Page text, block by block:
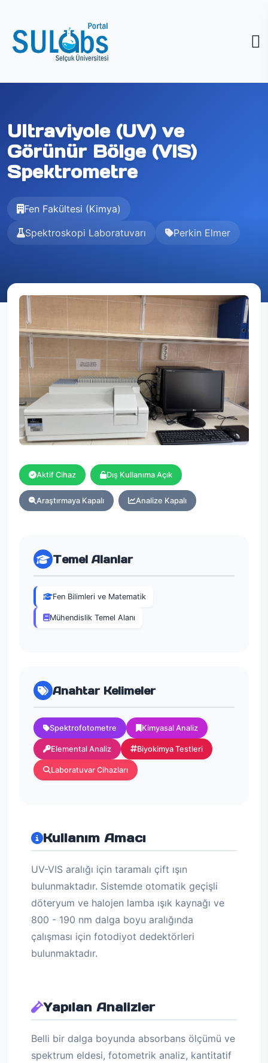
Ultraviyole (UV) ve
Görünür Bölge (VIS)
Spektrometre
Fen Fakültesi (Kimya)
Spektroskopi Laboratuvarı
Perkin Elmer
Aktif Cihaz Dış Kullanıma Açık
Araştırmaya Kapalı Analize Kapalı
Temel Alanlar
Fen Bilimleri ve Matematik
Mühendislik Temel Alanı
Anahtar Kelimeler
Spektrofotometre Kimyasal Analiz
Elemental Analiz Biyokimya Testleri
Laboratuvar Cihazları
Kullanım Amacı
UV-VIS aralığı için taramalı çift ışın
bulunmaktadır. Sistemde otomatik geçişli
döteryum ve halojen lamba ışık kaynağı ve
800 - 190 nm dalga boyu aralığında
çalışması için fotodiyot dedektörleri
bulunmaktadır.
Yapılan Analizler
Belli bir dalga boyunda absorbans ölçümü ve
spektrum eldesi, fotometrik analiz, kantitatif